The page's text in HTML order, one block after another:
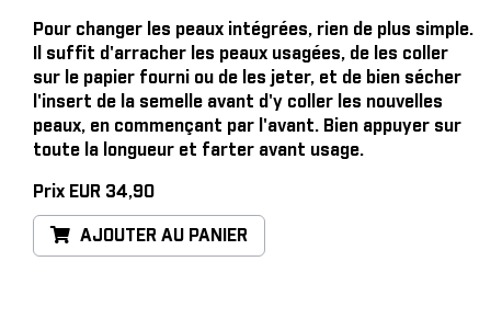
Pour changer les peaux intégrées, rien de plus simple.
Il suffit d'arracher les peaux usagées, de les coller
sur le papier fourni ou de les jeter, et de bien sécher
l'insert de la semelle avant d'y coller les nouvelles
peaux, en commençant par l'avant. Bien appuyer sur
toute la longueur et farter avant usage.
Prix EUR 34,90
AJOUTER AU PANIER